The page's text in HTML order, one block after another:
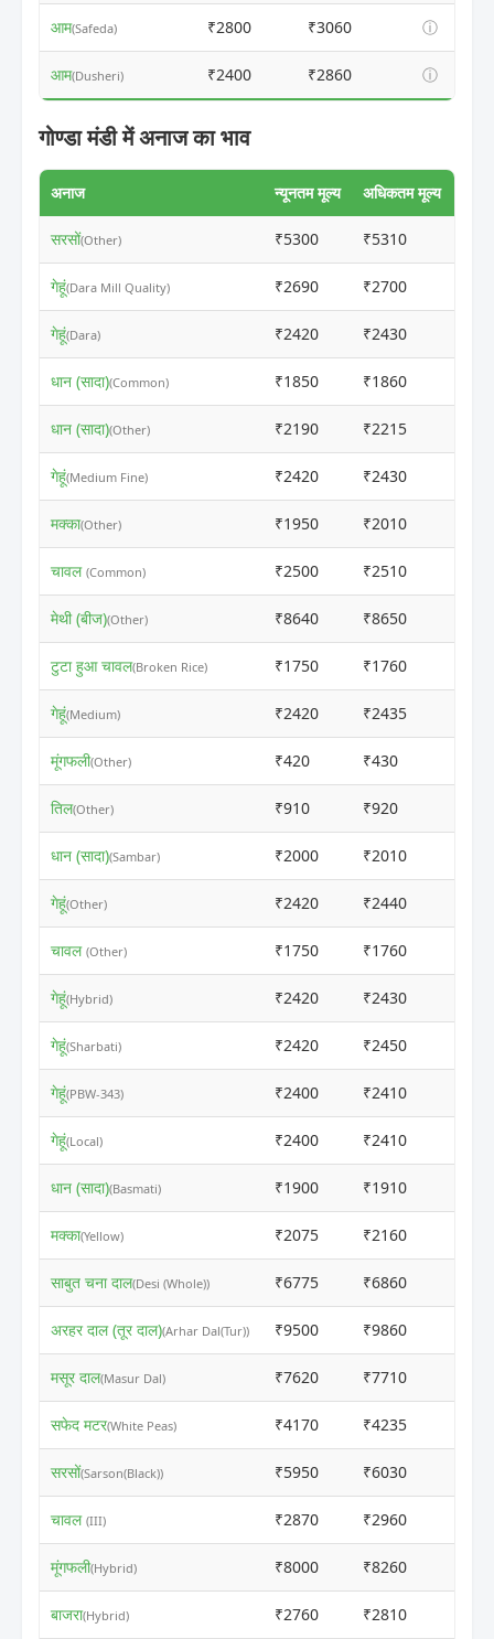
आम(Safeda) ₹2800 ₹3060 ⓘ
आम(Dusheri) ₹2400 ₹2860 ⓘ
गोण्डा मंडी में अनाज का भाव
अनाज न्यूनतम मूल्य अधिकतम मूल्य
सरसों(Other) ₹5300 ₹5310
गेहूं(Dara Mill Quality) ₹2690 ₹2700
गेहूं(Dara) ₹2420 ₹2430
धान (सादा)(Common) ₹1850 ₹1860
धान (सादा)(Other) ₹2190 ₹2215
गेहूं(Medium Fine) ₹2420 ₹2430
मक्का(Other) ₹1950 ₹2010
चावल (Common) ₹2500 ₹2510
मेथी (बीज)(Other) ₹8640 ₹8650
टुटा हुआ चावल(Broken Rice) ₹1750 ₹1760
गेहूं(Medium) ₹2420 ₹2435
मूंगफली(Other) ₹420 ₹430
तिल(Other) ₹910 ₹920
धान (सादा)(Sambar) ₹2000 ₹2010
गेहूं(Other) ₹2420 ₹2440
चावल (Other) ₹1750 ₹1760
गेहूं(Hybrid) ₹2420 ₹2430
गेहूं(Sharbati) ₹2420 ₹2450
गेहूं(PBW-343) ₹2400 ₹2410
गेहूं(Local) ₹2400 ₹2410
धान (सादा)(Basmati) ₹1900 ₹1910
मक्का(Yellow) ₹2075 ₹2160
साबुत चना दाल(Desi (Whole)) ₹6775 ₹6860
अरहर दाल (तूर दाल)(Arhar Dal(Tur)) ₹9500 ₹9860
मसूर दाल(Masur Dal) ₹7620 ₹7710
सफेद मटर(White Peas) ₹4170 ₹4235
सरसों(Sarson(Black)) ₹5950 ₹6030
चावल (III) ₹2870 ₹2960
मूंगफली(Hybrid) ₹8000 ₹8260
बाजरा(Hybrid) ₹2760 ₹2810